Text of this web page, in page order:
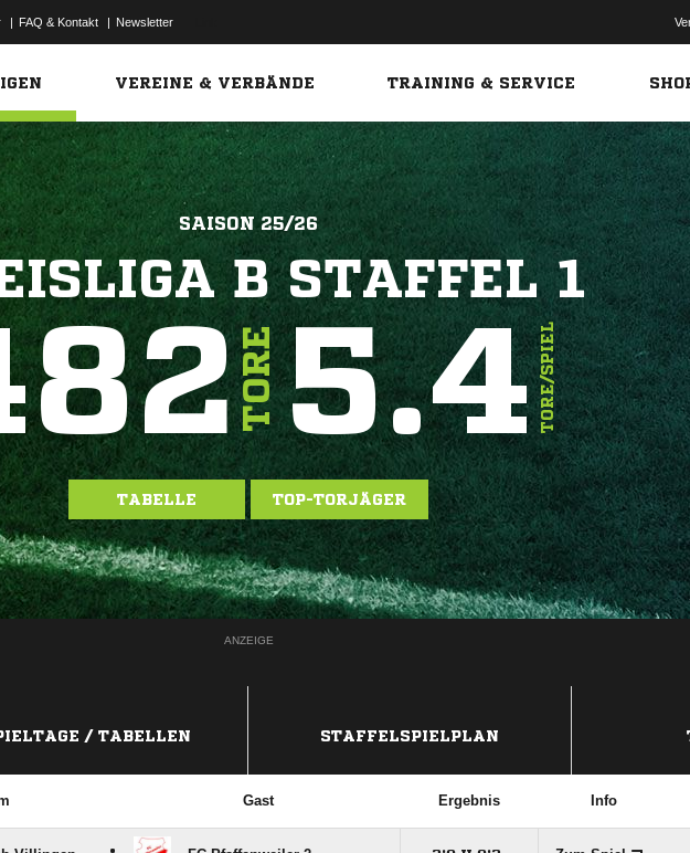
| FAQ & Kontakt | Newsletter
VEREINE & VERBÄNDE TRAINING & SERVICE
SAISON 25/26
B STAFFEL 1
TORE5.4TORE/SPIEL
TABELLE TOP-TORJÄGER
ANZEIGE
/ TABELLEN STAFFELSPIELPLAN
Gast Ergebnis Info